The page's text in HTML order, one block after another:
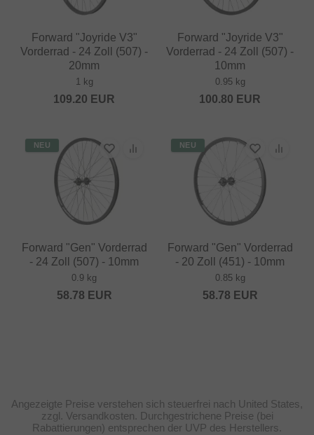
Forward "Joyride V3"
Vorderrad - 24 Zoll (507) -
20mm
1 kg
109.20 EUR
Forward "Joyride V3"
Vorderrad - 24 Zoll (507) -
10mm
0.95 kg
100.80 EUR
NEU
Forward "Gen" Vorderrad
- 24 Zoll (507) - 10mm
0.9 kg
58.78 EUR
NEU
Forward "Gen" Vorderrad
- 20 Zoll (451) - 10mm
0.85 kg
58.78 EUR
Angezeigte Preise verstehen sich steuerfrei nach United States,
zzgl. Versandkosten. Durchgestrichene Preise (bei
Rabattierungen) entsprechen der UVP des Herstellers.